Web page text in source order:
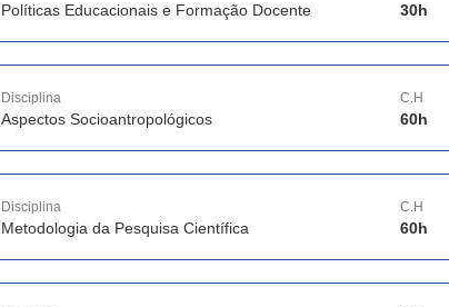
Políticas Educacionais e Formação Docente 30h
Disciplina
Aspectos Socioantropológicos
C.H
60h
Disciplina
Metodologia da Pesquisa Científica
C.H
60h